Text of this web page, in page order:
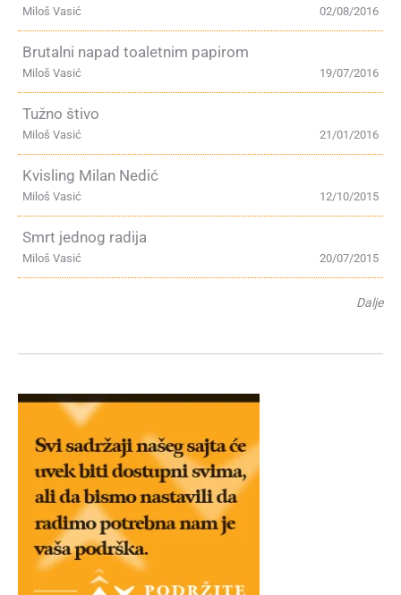
02/08/2016
Miloš Vasić
Brutalni napad toaletnim papirom
19/07/2016
Miloš Vasić
Tužno štivo
21/01/2016
Miloš Vasić
Kvisling Milan Nedić
12/10/2015
Miloš Vasić
Smrt jednog radija
20/07/2015
Miloš Vasić
Dalje